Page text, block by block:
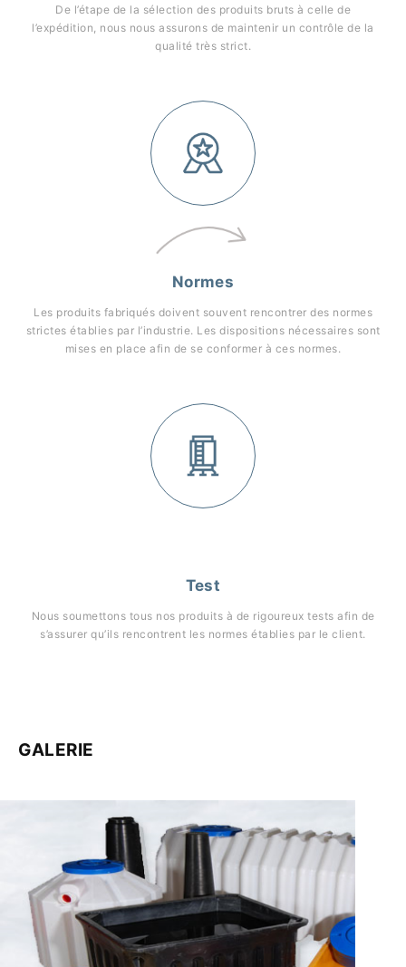
De l’étape de la sélection des produits bruts à celle de
l’expédition, nous nous assurons de maintenir un contrôle de la
qualité très strict.
Normes
Les produits fabriqués doivent souvent rencontrer des normes
strictes établies par l’industrie. Les dispositions nécessaires sont
mises en place afin de se conformer à ces normes.
Test
Nous soumettons tous nos produits à de rigoureux tests afin de
s’assurer qu’ils rencontrent les normes établies par le client.
GALERIE